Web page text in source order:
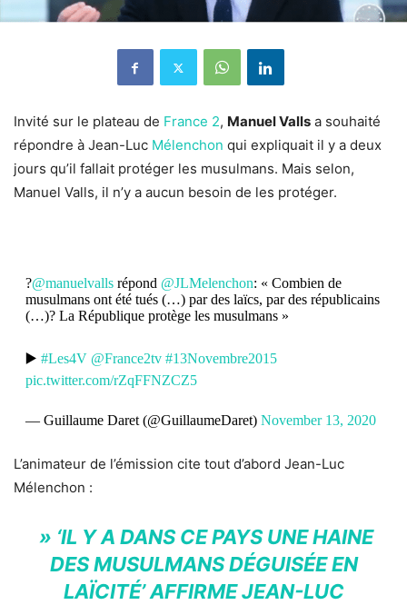
Invité sur le plateau de France 2, Manuel Valls a souhaité
répondre à Jean-Luc Mélenchon qui expliquait il y a deux
jours qu’il fallait protéger les musulmans. Mais selon,
Manuel Valls, il n’y a aucun besoin de les protéger.
?️@manuelvallsrépond @JLMelenchon: « Combien de
musulmans ont été tués (…) par des laïcs, par des républicains
(…)? La République protège les musulmans »
▶️ #Les4V @France2tv #13Novembre2015
pic.twitter.com/rZqFFNZCZ5
— Guillaume Daret (@GuillaumeDaret) November 13, 2020
L’animateur de l’émission cite tout d’abord Jean-Luc
Mélenchon :
» ‘IL Y A DANS CE PAYS UNE HAINE
DES MUSULMANS DÉGUISÉE EN
LAÏCITÉ’ AFFIRME JEAN-LUC